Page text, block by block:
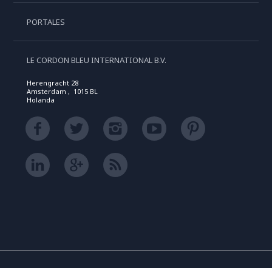
PORTALES
LE CORDON BLEU INTERNATIONAL B.V.
Herengracht 28
Amsterdam , 1015 BL
Holanda